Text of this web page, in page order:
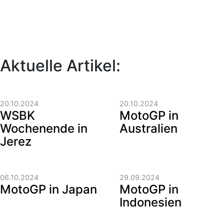
Aktuelle Artikel:
20.10.2024
WSBK
Wochenende in
Jerez
20.10.2024
MotoGP in
Australien
06.10.2024
MotoGP in Japan
29.09.2024
MotoGP in
Indonesien